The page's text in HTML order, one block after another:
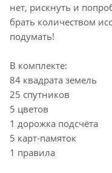
нет, рискнуть и
брать количеством
подумать!
В комплекте:
84 квадрата земель
25 спутников
5 цветов
1 дорожка подсчёта
5 карт-памяток
1 правила